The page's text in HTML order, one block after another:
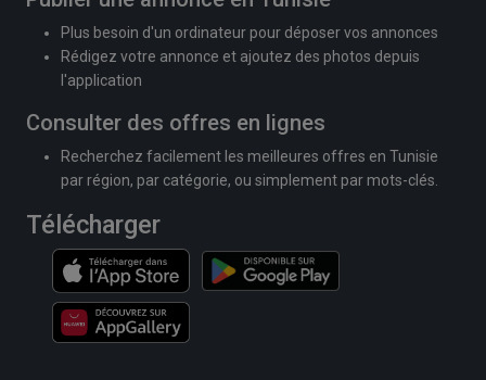
Plus besoin d'un ordinateur pour déposer vos annonces
Rédigez votre annonce et ajoutez des photos depuis
l'application
Consulter des offres en lignes
Recherchez facilement les meilleures offres en Tunisie
par région, par catégorie, ou simplement par mots-clés.
Télécharger